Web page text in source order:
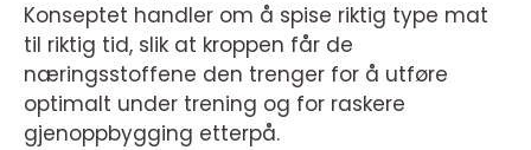
Konseptet handler om å spise riktig type mat
til riktig tid, slik at kroppen får de
næringsstoffene den trenger for å utføre
optimalt under trening og for raskere
gjenoppbygging etterpå.